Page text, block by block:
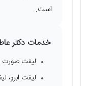
است.
خدمات دکتر
لیفت صورت
لیفت ابرو،